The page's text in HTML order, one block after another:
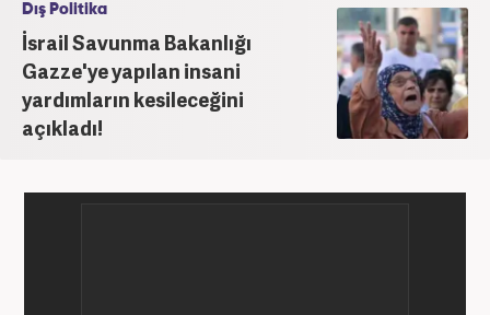
Dış Politika
İsrail Savunma Bakanlığı
Gazze'ye yapılan insani
yardımların kesileceğini
açıkladı!